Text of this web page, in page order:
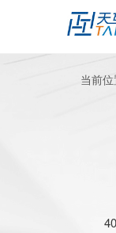
当前位
400